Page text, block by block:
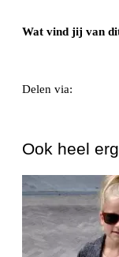
Wat vind jij van
Delen via:
Ook heel